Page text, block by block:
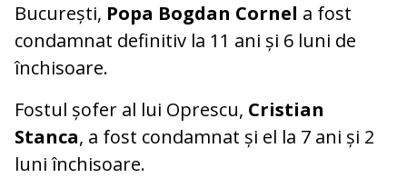
București, Popa Bogdan Cornel a fost
condamnat definitiv la 11 ani și 6 luni de
închisoare.
Fostul șofer al lui Oprescu, Cristian
Stanca, a fost condamnat și el la 7 ani și 2
luni închisoare.